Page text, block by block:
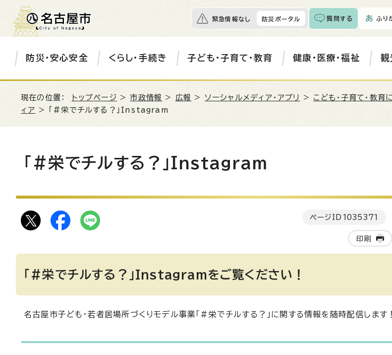
緊急情報なし 防災ポータル 質問する ふり
防災・安心安全 くらし・手続き 子ども・子育て・教育 健康・医療・福祉 観
現在の位置： トップページ >市政情報 > 広報 > ソーシャルメディア・アプリ > こども・子育て・教育
ィア
> 「#栄でチルする？」Instagram
「#栄でチルする？」Instagram
ページID 1035371
印刷
「#栄でチルする？」Instagramをご覧ください！
名古屋市子ども・若者居場所づくりモデル事業「#栄でチルする？」に関する情報を随時配信します